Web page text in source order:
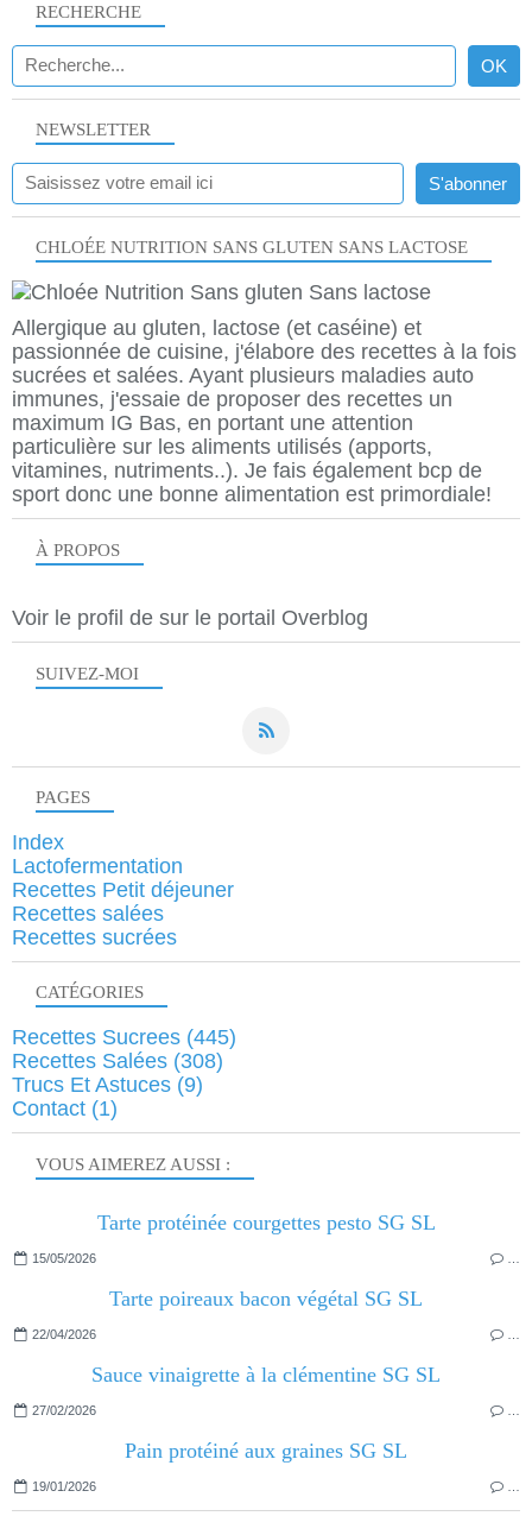
NEWSLETTER
SUIVEZ-MOI
RECHERCHE
CHLOÉE NUTRITION SANS GLUTEN SANS LACTOSE
Allergique au gluten, lactose (et caséine) et
passionnée de cuisine, j'élabore des recettes à la fois
sucrées et salées. Ayant plusieurs maladies auto
immunes, j'essaie de proposer des recettes un
maximum IG Bas, en portant une attention
particulière sur les aliments utilisés (apports,
vitamines, nutriments..). Je fais également bcp de
sport donc une bonne alimentation est primordiale!
À PROPOS
Voir le profil de sur le portail Overblog
VOUS AIMEREZ AUSSI :
Tarte protéinée courgettes pesto SG SL
15/05/2026
Tarte poireaux bacon végétal SG SL
22/04/2026
Sauce vinaigrette à la clémentine SG SL
27/02/2026
Pain protéiné aux graines SG SL
19/01/2026
PAGES
Index
Lactofermentation
Recettes Petit déjeuner
Recettes salées
Recettes sucrées
CATÉGORIES
Recettes Sucrees (445)
Recettes Salées (308)
Trucs Et Astuces (9)
Contact (1)